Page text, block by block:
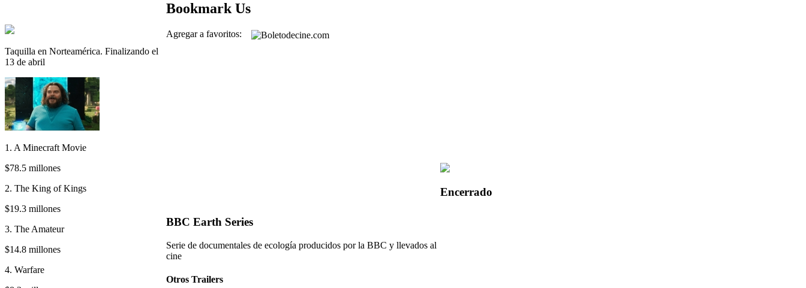
Taquilla en Norteamérica. Finalizando el
13 de abril
1. A Minecraft Movie
$78.5 millones
2. The King of Kings
$19.3 millones
3. The Amateur
$14.8 millones
4. Warfare
Bookmark Us
Agregar a favoritos:
BBC Earth Series
Serie de documentales de ecología producidos por la BBC y llevados al
cine
Otros Trailers
Encerrado